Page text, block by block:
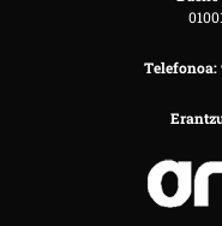
Telefonoa: